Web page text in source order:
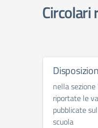
Circolari
nella
riportate le
pubblicate
scuola